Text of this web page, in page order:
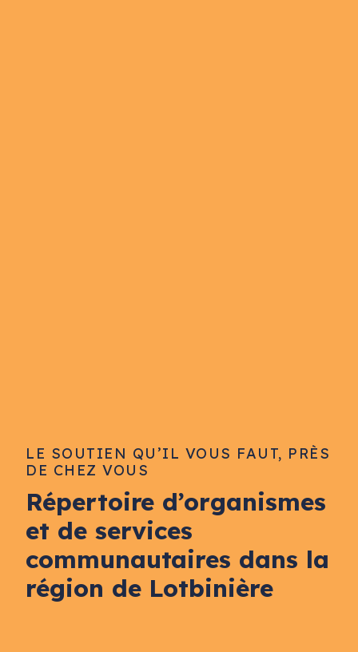
LE SOUTIEN QU’IL VOUS FAUT, PRÈS
DE CHEZ VOUS
Répertoire d’organismes
et de services
communautaires dans la
région de Lotbinière